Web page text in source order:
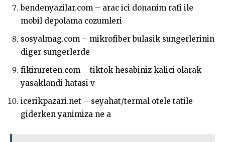
bendenyazilar.com – arac ici donanim rafi ile
mobil depolama cozumleri
sosyalmag.com – mikrofiber bulasik sungerlerinin
diger sungerlerde
fikirureten.com – tiktok hesabiniz kalici olarak
yasaklandi hatasi v
icerikpazari.net – seyahat/termal otele tatile
giderken yanimiza ne a